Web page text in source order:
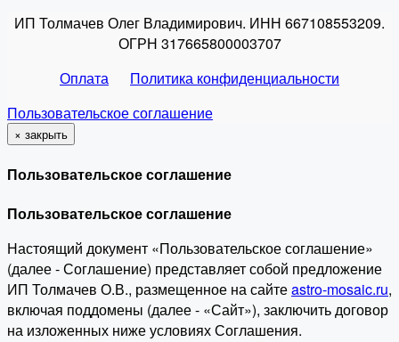
ИП Толмачев Олег Владимирович. ИНН 667108553209.
ОГРН 317665800003707
Оплата
Политика конфиденциальности
Пользовательское соглашение
× закрыть
Пользовательское соглашение
Пользовательское соглашение
Настоящий документ «Пользовательское соглашение»
(далее - Соглашение) представляет собой предложение
ИП Толмачев О.В., размещенное на сайтеastro-mosaic.ru,
включая поддомены (далее - «Сайт»), заключить договор
на изложенных ниже условиях Соглашения.